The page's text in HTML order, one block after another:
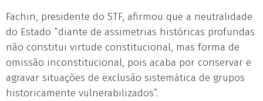
Fachin, presidente do STF, afirmou que a neutralidade
do Estado “diante de assimetrias históricas profundas
não constitui virtude constitucional, mas forma de
omissão inconstitucional, pois acaba por conservar e
agravar situações de exclusão sistemática de grupos
historicamente vulnerabilizados”.